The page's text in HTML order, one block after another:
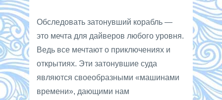
Обследовать затонувший корабль —
это мечта для дайверов любого уровня.
Ведь все мечтают о приключениях и
открытиях. Эти затонувшие суда
являются своеобразными «машинами
времени», дающими нам